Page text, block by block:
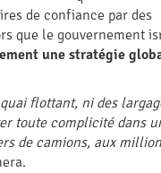
de confiance par des
que le gouvernement
une stratégie
flottant, ni des
toute complicité dans
de camions, aux